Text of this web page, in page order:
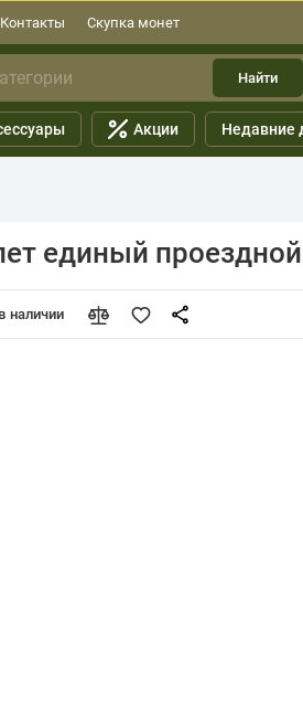
Контакты Скупка монет
Найти
Акции Недавние
единый
наличии